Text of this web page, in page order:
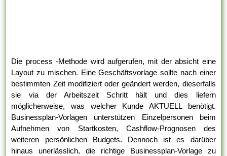
Die process -Methode wird aufgerufen, mit der absicht eine
Layout zu mischen. Eine Geschäftsvorlage sollte nach einer
bestimmten Zeit modifiziert oder geändert werden, dieserfalls
sie via der Arbeitszeit Schritt hält und dies liefern
möglicherweise, was welcher Kunde AKTUELL benötigt.
Businessplan-Vorlagen unterstützen Einzelpersonen beim
Aufnehmen von Startkosten, Cashflow-Prognosen des
weiteren persönlichen Budgets. Dennoch ist es darüber
hinaus unerlässlich, die richtige Businessplan-Vorlage zu